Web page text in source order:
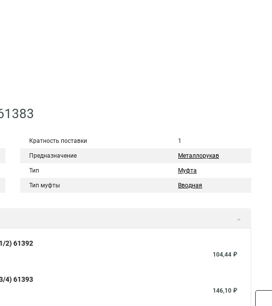
Кратность поставки 1
Предназначение Металлорукав
Тип Муфта
Тип муфты Вводная
2) 61392
104,44 ₽
4) 61393
146,10 ₽